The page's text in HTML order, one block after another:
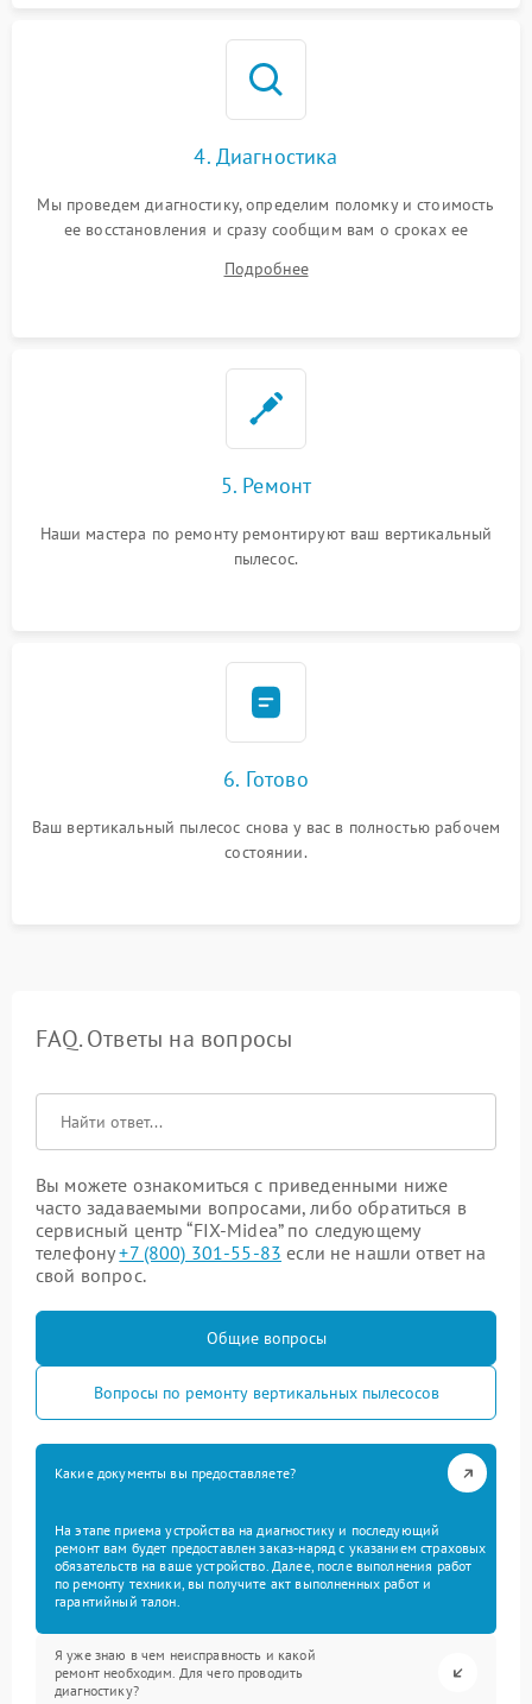
4. Диагностика
Мы проведем диагностику, определим поломку и стоимость
ее восстановления и сразу сообщим вам о сроках ее
Подробнее
5. Ремонт
Наши мастера по ремонту ремонтируют ваш вертикальный
пылесос.
6. Готово
Ваш вертикальный пылесос снова у вас в полностью рабочем
состоянии.
FAQ. Ответы на вопросы
Вы можете ознакомиться с приведенными ниже
часто задаваемыми вопросами, либо обратиться в
сервисный центр “FIX-Midea” по следующему
телефону+7 (800) 301-55-83 если не нашли ответ на
свой вопрос.
Общие вопросы
Вопросы по ремонту вертикальных пылесосов
Какие документы вы предоставляете?
На этапе приема устройства на диагностику и последующий
ремонт вам будет предоставлен заказ-наряд с указанием страховых
обязательств на ваше устройство. Далее, после выполнения работ
по ремонту техники, вы получите акт выполненных работ и
гарантийный талон.
Я уже знаю в чем неисправность и какой
ремонт необходим. Для чего проводить
диагностику?